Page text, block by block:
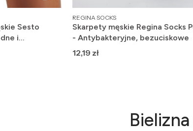
Sesto
i
PRODUCENT
REGINA SOCKS
Skarpety męskie Regina Socks
- Antybakteryjne, bezuciskowe
Cena
12,19 zł